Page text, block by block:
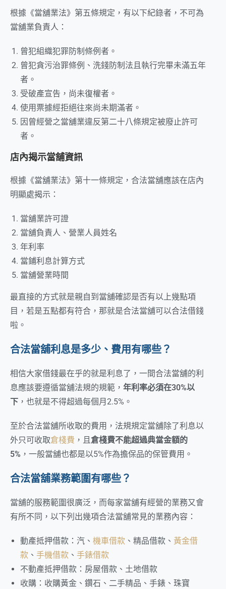
根據《當舖業法》第五條規定，有以下紀錄者，不可為
當舖業負責人：
曾犯組織犯罪防制條例者。
曾犯貪污治罪條例、洗錢防制法且執行完畢未滿五年
者。
受破產宣告，尚未復權者。
使用票據經拒絕往來尚未期滿者。
因曾經營之當舖業違反第二十八條規定被廢止許可
者。
店內揭示當舖資訊
根據《當舖業法》第十一條規定，合法當舖應該在店內
明顯處揭示：
當舖業許可證
當舖負責人、營業人員姓名
年利率
當鋪利息計算方式
當舖營業時間
最直接的方式就是親自到當舖確認是否有以上幾點項
目，若是五點都有符合，那就是合法當舖可以合法借錢
啦。
合法當舖利息是多少、費用有哪些？
相信大家借錢最在乎的就是利息了，一間合法當舖的利
息應該要遵循當舖法規的規範， 年利率必須在30%以
下 ，也就是不得超過每個月2.5%。
至於合法當舖所收取的費用，法規規定當舖除了利息以
外只可收取倉棧費 ，且倉棧費不能超過典當金額的
5% ，一般當舖也都是以5%作為擔保品的保管費用。
合法當舖業務範圍有哪些？
當舖的服務範圍很廣泛，而每家當舖有經營的業務又會
有所不同，以下列出幾項合法當舖常見的業務內容：
動產抵押借款：汽、 機車借款 、精品借款、 黃金借
款 、 手機借款 、 手錶借款
不動產抵押借款：房屋借款、土地借款
收購：收購黃金、鑽石、二手精品、手錶、珠寶